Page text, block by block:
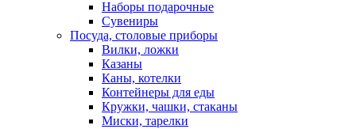
Наборы подарочные
Сувениры
Посуда, столовые приборы
Вилки, ложки
Казаны
Каны, котелки
Контейнеры для еды
Кружки, чашки, стаканы
Миски, тарелки